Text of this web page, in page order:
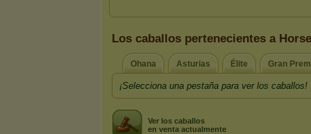
Los caballos pertenecientes a
Ohana Asturias Élite Gran
¡Selecciona una pestaña para ver los caballos!
Ver los caballos
en venta actualmente